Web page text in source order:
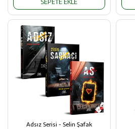
SEPETE EKLE
Adsız Serisi - Selin Şafak